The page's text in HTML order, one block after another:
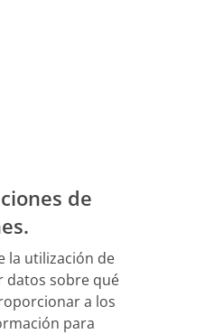
de
la utilización de
datos sobre qué
a los
para